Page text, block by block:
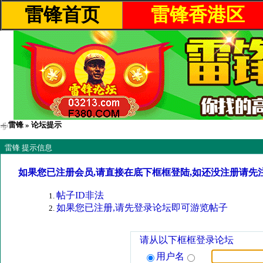
雷锋首页 雷锋香港区
雷锋 » 论坛提示
雷锋 提示信息
如果您已注册会员,请直接在底下框框登陆,如还没注册请先
帖子ID非法
如果您已注册,请先登录论坛即可游览帖子
请从以下框框登录论坛
用户名